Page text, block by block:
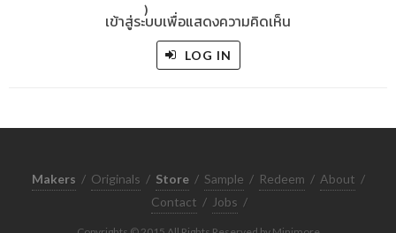
)
เข้าสู่ระบบเพื่อแสดงความคิดเห็น
LOG IN
Makers / Originals / Store / Sample / Redeem / About /
Contact / Jobs /